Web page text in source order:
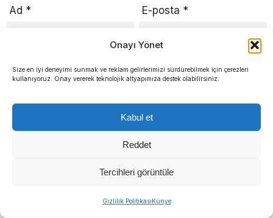
Onayı Yönet
Size en iyi deneyimi sunmak ve reklam gelirlerimizi sürdürebilmek için çerezleri
kullanıyoruz. Onay vererek teknolojik altyapımıza destek olabilirsiniz.
Kabul et
Reddet
Tercihleri görüntüle
Gizlilik PolitikasıKünye
Ad * E-posta *
Daha sonraki yorumlarımda kullanılması için adım, e-